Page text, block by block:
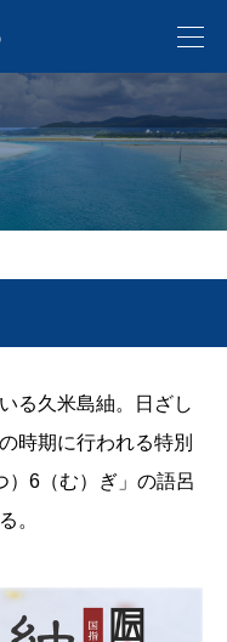
る久米島紬。日ざし
時期に行われる特別
）6（む）ぎ」の語呂
。